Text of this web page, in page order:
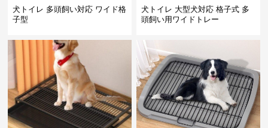
犬トイレ 多頭飼い対応 ワイド格
子型
犬トイレ 大型犬対応 格子式 多
頭飼い用ワイドトレー